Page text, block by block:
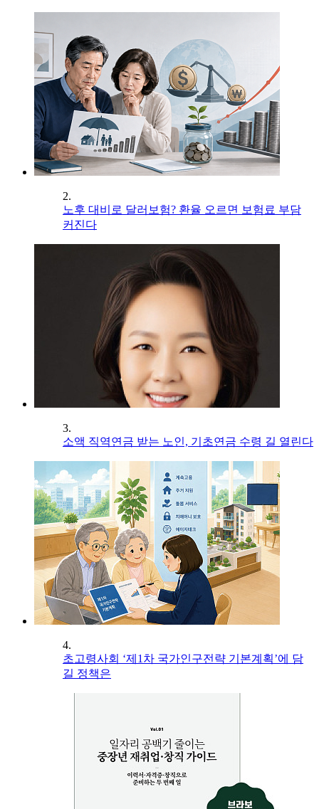
2.
노후 대비로 달러보험? 환율 오르면 보험료 부담
커진다
3.
소액 직역연금 받는 노인, 기초연금 수령 길 열린다
4.
초고령사회 ‘제1차 국가인구전략 기본계획’에 담
길 정책은